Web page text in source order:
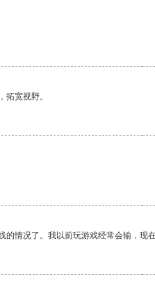
宽视野。
情况了。我以前玩游戏经常会输，现